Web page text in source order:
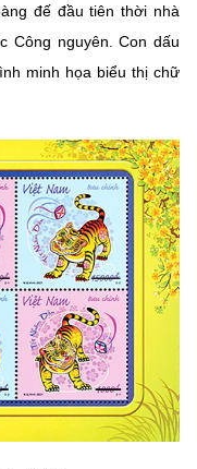
đế đầu tiên thời nhà
Công nguyên. Con dấu
minh họa biểu thị chữ